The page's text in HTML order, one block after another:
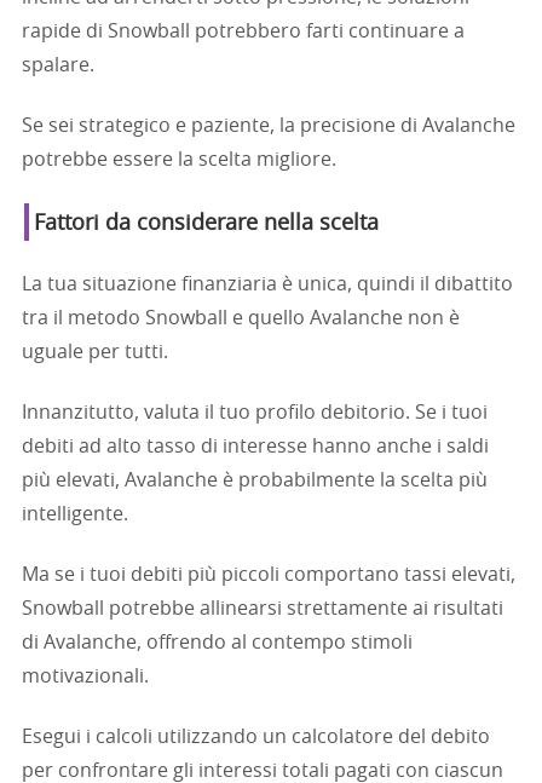
rapide di Snowball potrebbero farti continuare a
spalare.
Se sei strategico e paziente, la precisione di Avalanche
potrebbe essere la scelta migliore.
Fattori da considerare nella scelta
La tua situazione finanziaria è unica, quindi il dibattito
tra il metodo Snowball e quello Avalanche non è
uguale per tutti.
Innanzitutto, valuta il tuo profilo debitorio. Se i tuoi
debiti ad alto tasso di interesse hanno anche i saldi
più elevati, Avalanche è probabilmente la scelta più
intelligente.
Ma se i tuoi debiti più piccoli comportano tassi elevati,
Snowball potrebbe allinearsi strettamente ai risultati
di Avalanche, offrendo al contempo stimoli
motivazionali.
Esegui i calcoli utilizzando un calcolatore del debito
per confrontare gli interessi totali pagati con ciascun